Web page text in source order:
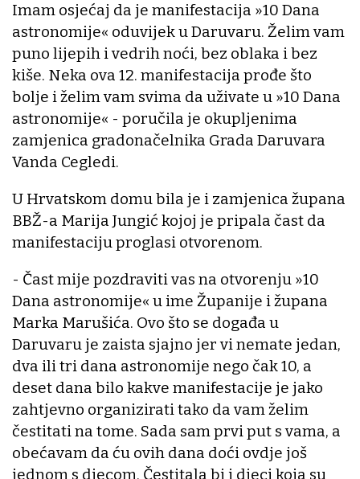
Imam osjećaj da je manifestacija »10 Dana
astronomije« oduvijek u Daruvaru. Želim vam
puno lijepih i vedrih noći, bez oblaka i bez
kiše. Neka ova 12. manifestacija prođe što
bolje i želim vam svima da uživate u »10 Dana
astronomije« - poručila je okupljenima
zamjenica gradonačelnika Grada Daruvara
Vanda Cegledi.
U Hrvatskom domu bila je i zamjenica župana
BBŽ-a Marija Jungić kojoj je pripala čast da
manifestaciju proglasi otvorenom.
- Čast mije pozdraviti vas na otvorenju »10
Dana astronomije« u ime Županije i župana
Marka Marušića. Ovo što se događa u
Daruvaru je zaista sjajno jer vi nemate jedan,
dva ili tri dana astronomije nego čak 10, a
deset dana bilo kakve manifestacije je jako
zahtjevno organizirati tako da vam želim
čestitati na tome. Sada sam prvi put s vama, a
obećavam da ću ovih dana doći ovdje još
jednom s djecom. Čestitala bi i djeci koja su